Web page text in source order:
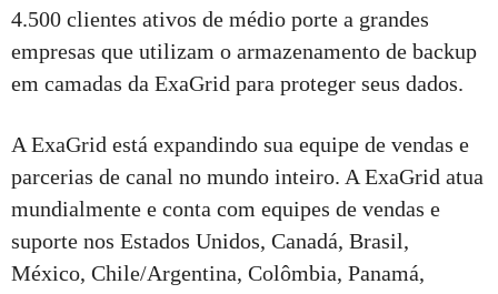
4.500 clientes ativos de médio porte a grandes
empresas que utilizam o armazenamento de backup
em camadas da ExaGrid para proteger seus dados.
A ExaGrid está expandindo sua equipe de vendas e
parcerias de canal no mundo inteiro. A ExaGrid atua
mundialmente e conta com equipes de vendas e
suporte nos Estados Unidos, Canadá, Brasil,
México, Chile/Argentina, Colômbia, Panamá,